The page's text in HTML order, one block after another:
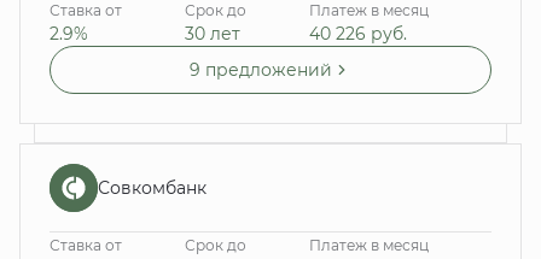
Ставка от
2.9%
Срок до
30 лет
Платеж в месяц
40 226 руб.
9 предложений
Совкомбанк
Ставка от Срок до Платеж в месяц